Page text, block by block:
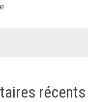
récents